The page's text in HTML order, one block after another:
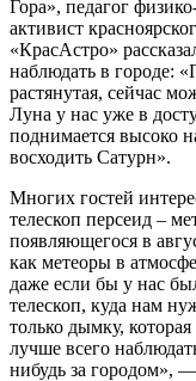
Гора», педагог
активист
«КрасАстро»
наблюдать в городе:
растянутая, сейчас
Луна у нас уже в
поднимается высоко
восходить Сатурн».
Многих гостей
телескоп персеид –
появляющегося в
как метеоры в
даже если бы у нас
телескоп, куда нам
только дымку,
лучше всего
нибудь за городом»,